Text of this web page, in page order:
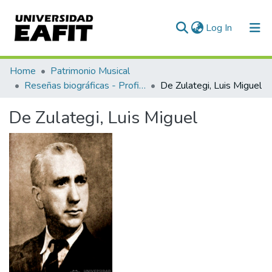
Log In (current)
Communities & Collections
All of DSpace
Statistics
Home
Patrimonio Musical
Reseñas biográficas - Profiles
De Zulategi, Luis Miguel
De Zulategi, Luis Miguel